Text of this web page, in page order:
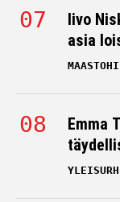
Iivo
asia
Emma